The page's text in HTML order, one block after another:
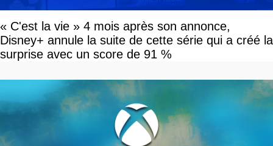
« C'est la vie » 4 mois après son annonce,
Disney+ annule la suite de cette série qui a créé la
surprise avec un score de 91 %